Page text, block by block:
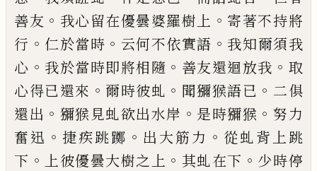
善友 。 我心留在優曇婆羅樹上 。 寄著不持將
行 。 仁於當時 。 云何不依實語 。 我知爾須我
心 。 我於當時即將相隨 。 善友還迴放我 。 取
心得已還來 。爾時彼虬 。 聞獼猴語已 。 二俱
還出 。 獼猴見虬欲出水岸 。 是時獼猴 。努力
奮迅 。 捷疾跳躑 。 出大筋 力 。 從虬背上跳
下 。 上彼優曇大樹之上 。 其虬在下 。 少時停